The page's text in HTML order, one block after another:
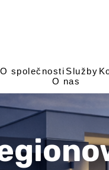
O společnosti Služby
O nas